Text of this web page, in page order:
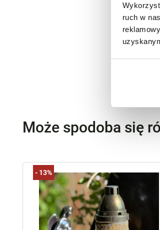
ruch w
Może spodoba się
- 13%